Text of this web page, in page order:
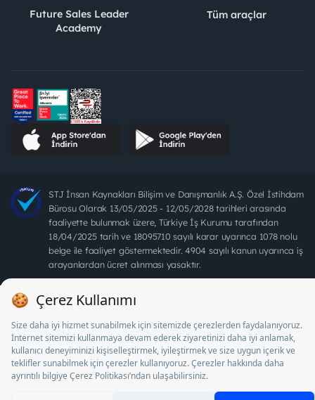
Future Sales Leader
Academy
Tüm araçlar
STJ İnsan Kaynakları Bilişim ve Danışmanlık A.Ş. Özel İstihdam
Bürosu Olarak 13/05/2025 - 12/05/2028 tarihleri arasında
faaliyette bulunmak üzere, Türkiye İş Kurumu tarafından
18/04/2025 tarih ve 18095710 sayılı karar uyarınca 1078 nolu
belge ile faaliyet göstermektedir. 4904 sayılı kanun uyarınca iş
arayanlardan ücret alınması yasaktır.